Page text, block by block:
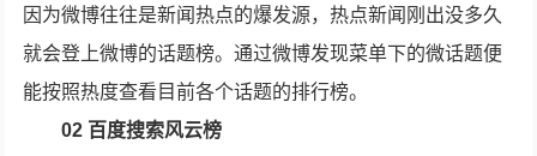
因为微博往往是新闻热点的爆发源，热点新闻刚出没多久
就会登上微博的话题榜。通过微博发现菜单下的微话题便
能按照热度查看目前各个话题的排行榜。
02 百度搜索风云榜